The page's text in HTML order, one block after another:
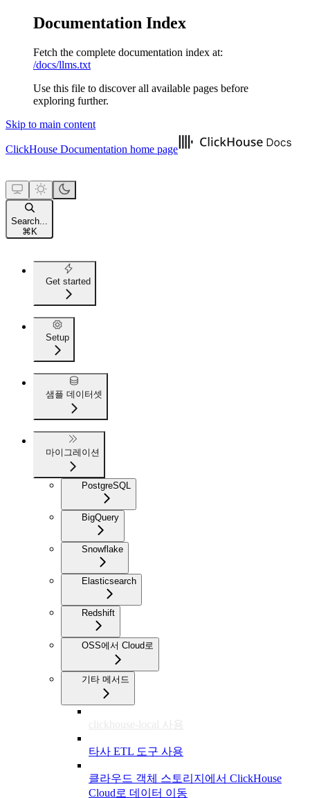
Documentation Index
Fetch the complete documentation index at:
/docs/llms.txt
Use this file to discover all available pages before
exploring further.
Skip to main content
ClickHouse Documentation home page
Search...
⌘ K
Get started
Setup
샘플 데이터셋
마이그레이션
PostgreSQL
BigQuery
Snowflake
Elasticsearch
Redshift
OSS에서 Cloud로
기타 메서드
clickhouse-local 사용
타사 ETL 도구 사용
클라우드 객체 스토리지에서 ClickHouse
Cloud로 데이터 이동